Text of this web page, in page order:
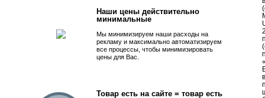
Наши цены действительно
минимальные
Мы минимизируем наши расходы на
рекламу и максимально автоматизируем
все процессы, чтобы минимизировать
цены для Вас.
Товар есть на сайте = товар есть